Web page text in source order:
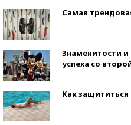
Самая
Знаменитости
успеха со
Как защититься